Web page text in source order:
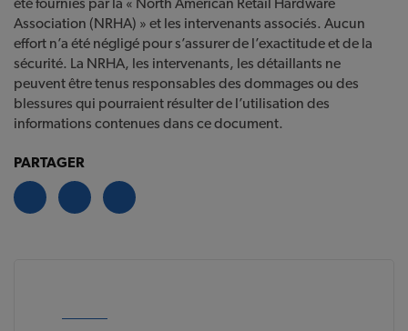
Association (NRHA) » et les intervenants associés. Aucun
effort n’a été négligé pour s’assurer de l’exactitude et de la
sécurité. La NRHA, les intervenants, les détaillants ne
peuvent être tenus responsables des dommages ou des
blessures qui pourraient résulter de l’utilisation des
informations contenues dans ce document.
PARTAGER